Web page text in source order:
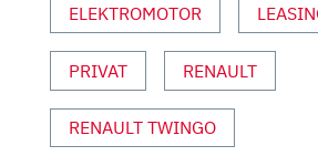
VON
YOUTUBE
ANZEIGEN
ELEKTROMOTOR
PRIVAT RENAULT
RENAULT TWINGO